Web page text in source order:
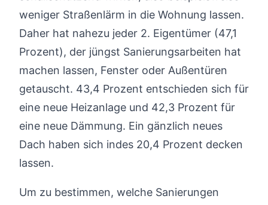
weniger Straßenlärm in die Wohnung lassen.
Daher hat nahezu jeder 2. Eigentümer (47,1
Prozent), der jüngst Sanierungsarbeiten hat
machen lassen, Fenster oder Außentüren
getauscht. 43,4 Prozent entschieden sich für
eine neue Heizanlage und 42,3 Prozent für
eine neue Dämmung. Ein gänzlich neues
Dach haben sich indes 20,4 Prozent decken
lassen.
Um zu bestimmen, welche Sanierungen